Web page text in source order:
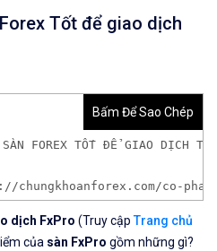
Tốt để giao dịch
Bấm Để Sao Chép
FOREX TỐT ĐỂ GIAO DỊCH
chungkhoanforex.com/co-
𝐭ạ𝐢 𝐜á𝐜 𝐬à𝐧 𝐭ố𝐭 𝐧𝐡ấ𝐭 𝐭𝐡ế
dịch FxPro (Truy cậpTrang chủ
của sàn FxPro gồm những gì?